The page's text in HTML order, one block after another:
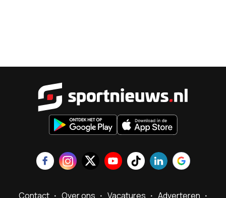
Contact Over ons Vacatures Adverteren